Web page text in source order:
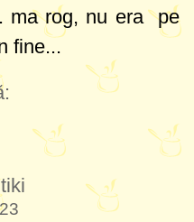
ma rog, nu era pe
fine...
tiki